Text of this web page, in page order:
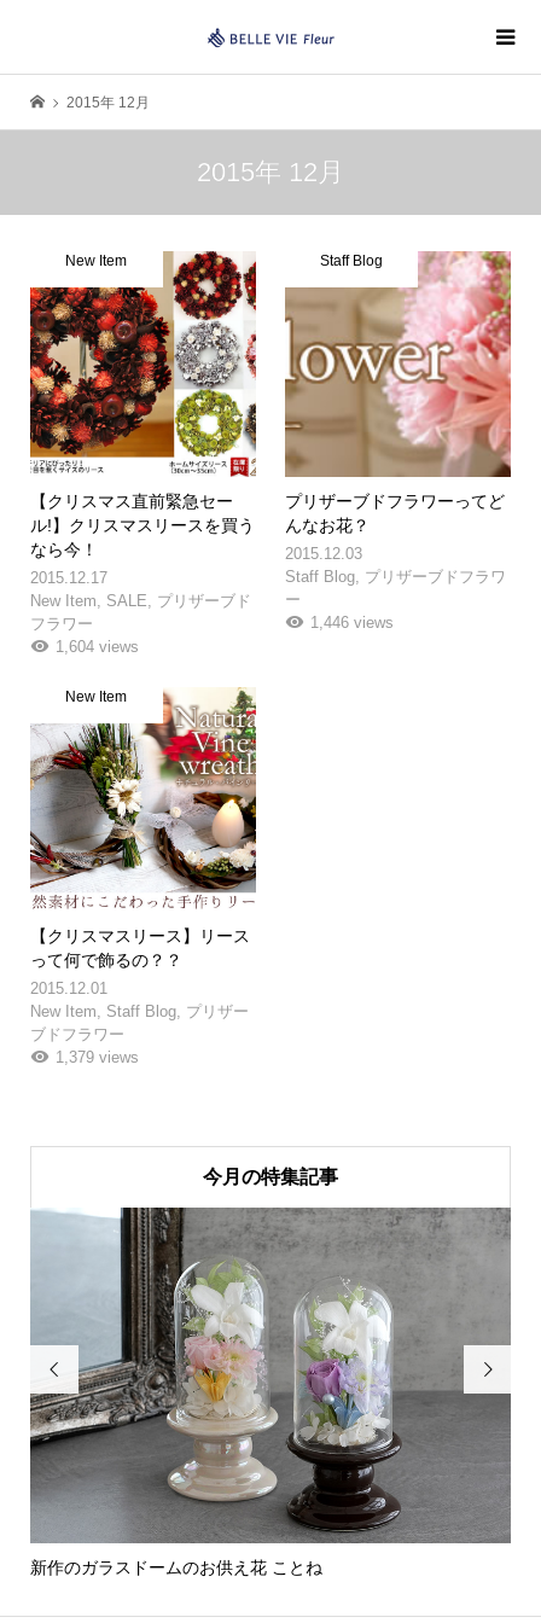
2015年 12月
2015年 12月
New Item
【クリスマス直前緊急セー
ル!】クリスマスリースを買う
なら今！
2015.12.17
New Item
SALE
プリザーブド
フラワー
1,604 views
Staff Blog
プリザーブドフラワーってど
んなお花？
2015.12.03
Staff Blog プリザーブドフラワ
ー
1,446 views
New Item
【クリスマスリース】リース
って何で飾るの？？
2015.12.01
New Item, Staff Blog, プリザー
ブドフラワー
1,379 views
今月の特集記事

新作のガラスドームのお供え花 ことね
